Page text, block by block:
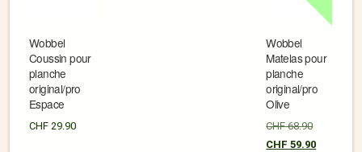
Wobbel
Coussin pour
planche
original/pro
Espace
CHF 29.90
Wobbel
Matelas pour
planche
original/pro
Olive
CHF68.90
CHF 59.90